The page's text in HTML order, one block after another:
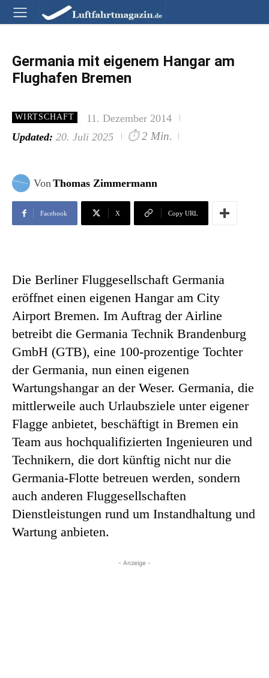
Germania mit eigenem Hangar am
Flughafen Bremen
WIRTSCHAFT
11. Dezember 2014
Updated: 20. Juli 2025 ⏱ 2 Min.
VonThomas Zimmermann
Facebook X Copy URL
Die Berliner Fluggesellschaft Germania
eröffnet einen eigenen Hangar am City
Airport Bremen. Im Auftrag der Airline
betreibt die Germania Technik Brandenburg
GmbH (GTB), eine 100-prozentige Tochter
der Germania, nun einen eigenen
Wartungshangar an der Weser. Germania, die
mittlerweile auch Urlaubsziele unter eigener
Flagge anbietet, beschäftigt in Bremen ein
Team aus hochqualifizierten Ingenieuren und
Technikern, die dort künftig nicht nur die
Germania-Flotte betreuen werden, sondern
auch anderen Fluggesellschaften
Dienstleistungen rund um Instandhaltung und
Wartung anbieten.
- Anzeige -